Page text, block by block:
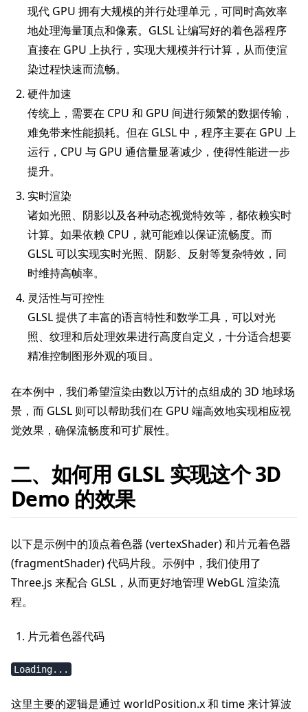
现代 GPU 拥有大规模的并行处理单元，可同时高效率
地处理海量顶点和像素。GLSL 让编写好的着色器程序
直接在 GPU 上执行，实现大规模并行计算，从而使渲
染过程快速而流畅。
硬件加速
传统上，需要在 CPU 和 GPU 间进行频繁的数据传输，
难免带来性能损耗。但在 GLSL 中，程序主要在 GPU 上
运行，CPU 与 GPU 通信量显著减少，使得性能进一步
提升。
实时渲染
诸如光照、阴影以及各种动态视觉特效等，都依赖实时
计算。如果依赖 CPU，就可能难以保证流畅度。而
GLSL 可以实现实时光照、阴影、反射等复杂特效，同
时维持高帧率。
灵活性与可控性
GLSL 提供了丰富的语言特性和数学工具，可以对光
照、纹理和后处理效果进行高度自定义，十分适合想要
精准控制图形外观的项目。
在本例中，我们希望渲染由数以万计的点组成的 3D 地球场
景，而 GLSL 则可以帮助我们在 GPU 端高效地实现相应视
觉效果，确保流畅度和可扩展性。
二、如何用 GLSL 实现这个 3D
Demo 的效果
以下是示例中的顶点着色器 (vertexShader) 和片元着色器
(fragmentShader) 代码片段。示例中，我们使用了
Three.js 来配合 GLSL，从而更好地管理 WebGL 渲染流
程。
片元着色器代码
Loading...
这里主要的逻辑是通过 worldPosition.x 和 time 来计算波